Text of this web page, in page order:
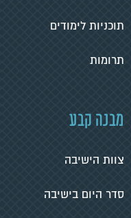
תוכניות לימודים
תרומות
מבנה קבע
צוות הישיבה
סדר היום בישיבה